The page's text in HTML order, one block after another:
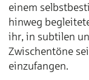
einem
hinweg
ihr, in subtilen
Zwischentöne
einzufangen.